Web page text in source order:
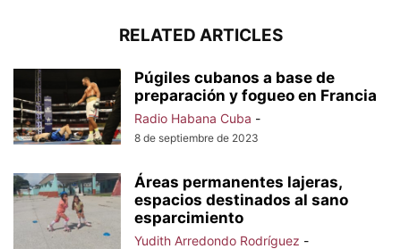
RELATED ARTICLES
Púgiles cubanos a base de
preparación y fogueo en Francia
Radio Habana Cuba -
8 de septiembre de 2023
Áreas permanentes lajeras,
espacios destinados al sano
esparcimiento
Yudith Arredondo Rodríguez -